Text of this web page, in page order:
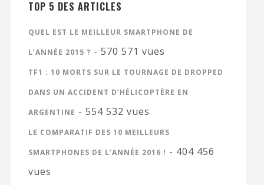
TOP 5 DES ARTICLES
QUEL EST LE MEILLEUR SMARTPHONE DE
L’ANNÉE 2015 ? - 570 571 vues
TF1 : 10 MORTS SUR LE TOURNAGE DE DROPPED
DANS UN ACCIDENT D’HÉLICOPTÈRE EN
ARGENTINE - 554 532 vues
LE COMPARATIF DES 10 MEILLEURS
SMARTPHONES DE L’ANNÉE 2016 ! - 404 456
vues